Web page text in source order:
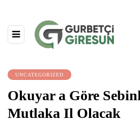
UNCATEGORIZED
Okuyar a Göre
Mutlaka Il Olacak